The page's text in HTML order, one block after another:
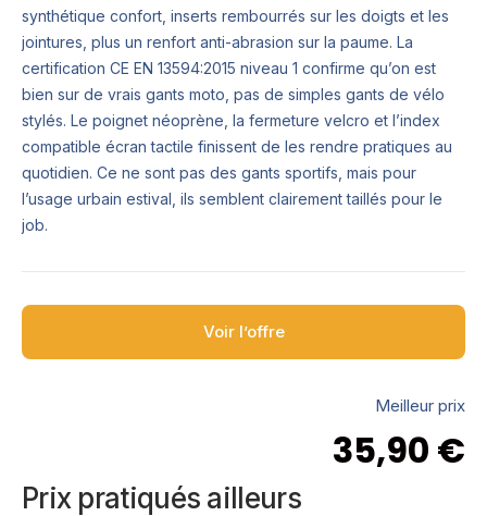
synthétique confort, inserts rembourrés sur les doigts et les
jointures, plus un renfort anti-abrasion sur la paume. La
certification CE EN 13594:2015 niveau 1 confirme qu’on est
bien sur de vrais gants moto, pas de simples gants de vélo
stylés. Le poignet néoprène, la fermeture velcro et l’index
compatible écran tactile finissent de les rendre pratiques au
quotidien. Ce ne sont pas des gants sportifs, mais pour
l’usage urbain estival, ils semblent clairement taillés pour le
job.
Voir l’offre
Meilleur prix
35,90 €
Prix pratiqués ailleurs